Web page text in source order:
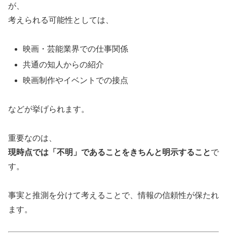
が、
考えられる可能性としては、
映画・芸能業界での仕事関係
共通の知人からの紹介
映画制作やイベントでの接点
などが挙げられます。
重要なのは、
現時点では「不明」であることをきちんと明示することで
す。
事実と推測を分けて考えることで、情報の信頼性が保たれ
ます。